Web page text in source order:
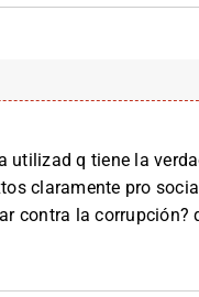
utilizad q tiene la
claramente pro
contra la corrupción?